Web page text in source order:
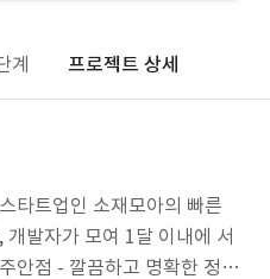
계 프로젝트 상세
타트업인 소재모아의 빠른
발자가 모여 1달 이내에 서
안점 - 깔끔하고 명확한 정보